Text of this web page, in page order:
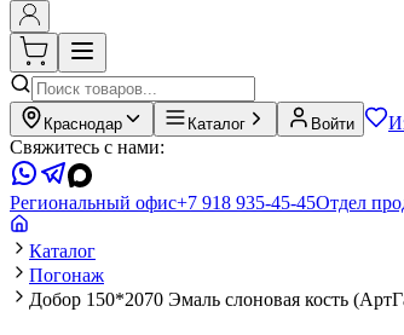
Краснодар Каталог Войти
Свяжитесь с нами:
Региональный офис+7 918 935-45-45Отдел
Каталог
Погонаж
Добор 150*2070 Эмаль слоновая кость